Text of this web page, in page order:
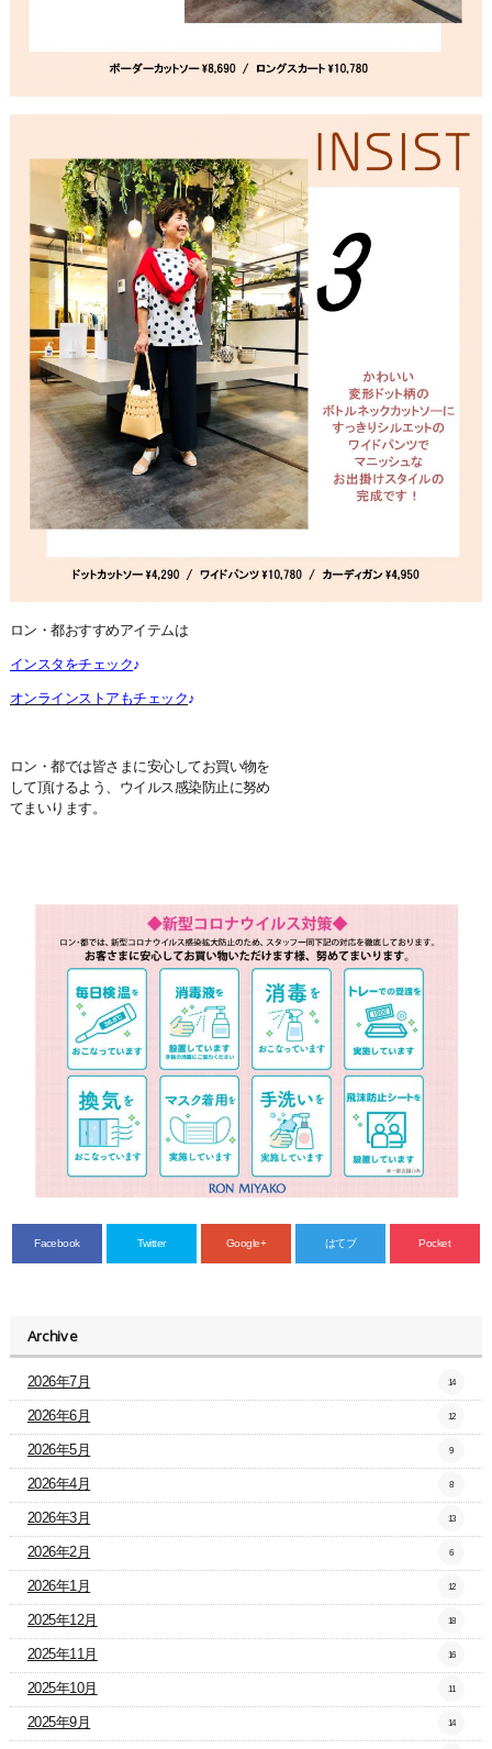
ロン・都おすすめアイテムは
インスタをチェック♪
オンラインストアもチェック♪
ロン・都では皆さまに安心してお買い物を
して頂けるよう、ウイルス感染防止に努め
てまいります。
Facebook Twitter Google+ はてブ Pocket
Archive
2026年7月 14
2026年6月 12
2026年5月 9
2026年4月 8
2026年3月 13
2026年2月 6
2026年1月 12
2025年12月 18
2025年11月 16
2025年10月 11
2025年9月 14